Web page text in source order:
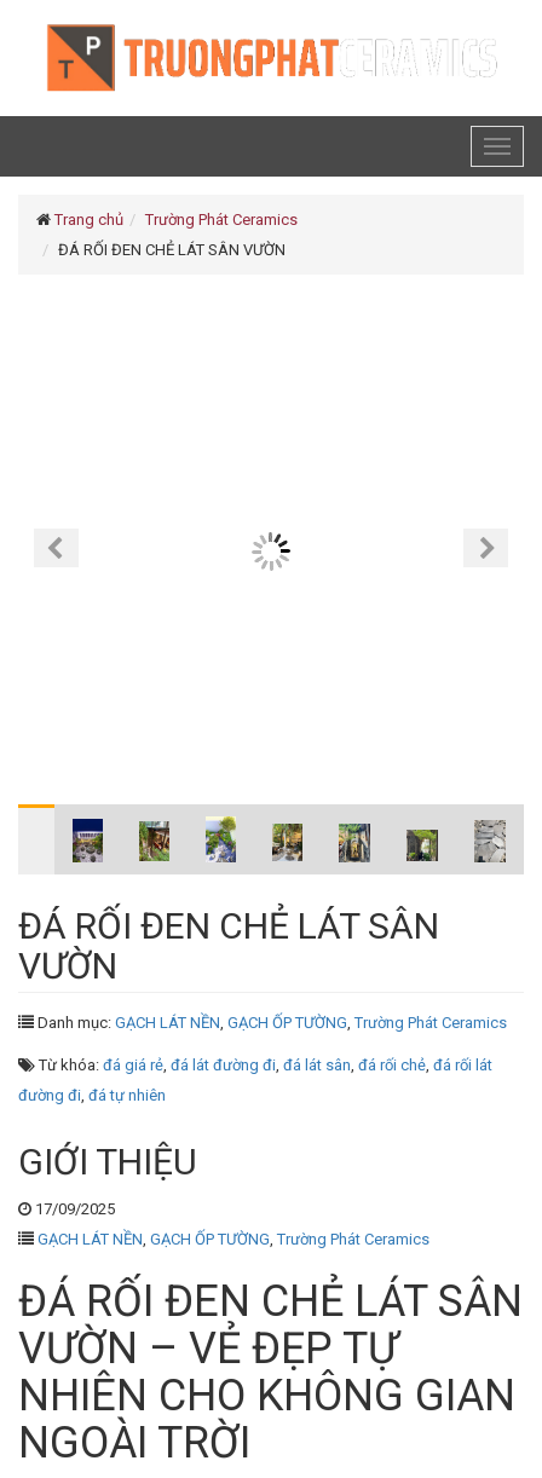
Trang chủ
Trường Phát Ceramics
ĐÁ RỐI ĐEN CHẺ LÁT SÂN VƯỜN
ĐÁ RỐI ĐEN CHẺ LÁT SÂN
VƯỜN
Danh mục: GẠCH LÁT NỀN, GẠCH ỐP TƯỜNG,Trường Phát Ceramics
Từ khóa: đá giá rẻ, đá lát đường đi, đá lát sân, đá rối chẻ, đá rối lát
đường đi, đá tự nhiên
GIỚI THIỆU
17/09/2025
GẠCH LÁT NỀN, GẠCH ỐP TƯỜNG,Trường Phát Ceramics
ĐÁ RỐI ĐEN CHẺ LÁT SÂN
VƯỜN – VẺ ĐẸP TỰ
NHIÊN CHO KHÔNG GIAN
NGOÀI TRỜI